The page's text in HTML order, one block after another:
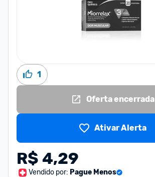
1
Oferta encerrada
Ativar Alerta
R$ 4,29
Vendido por: Pague Menos